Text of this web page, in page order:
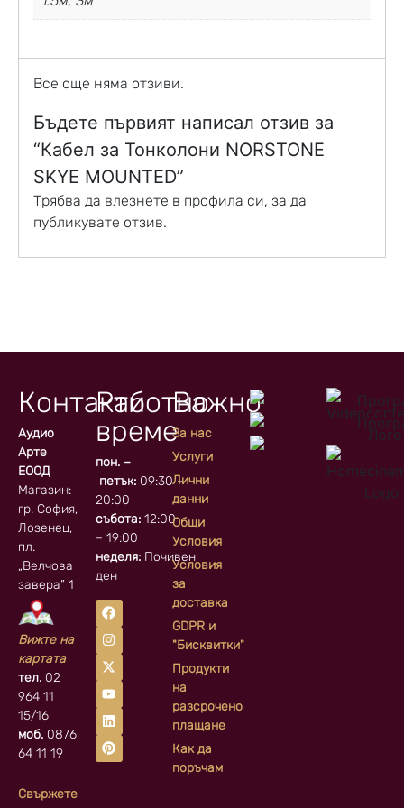
Все още няма отзиви.
Бъдете първият написал отзив за
“Кабел за Тонколони NORSTONE
SKYE MOUNTED”
Трябва да влезнете в профила си, за да
публикувате отзив.
Контакти
Аудио
Арте
ЕООД
Магазин:
гр. София, кв.
Лозенец,
пл.
„Велчова
завера” 1
Вижте на
картата
тел. 02
964 11
15/16
моб. 0876
64 11 19
Свържете
Работно
време
пон. –
петък:09:30 –
20:00
събота:12:00
– 19:00
неделя:Почивен
ден
Важно
За нас
Услуги
Лични
данни
Общи
Условия
Условия
за
доставка
GDPR и
"Бисквитки"
Продукти
на
разсрочено
плащане
Как да
поръчам